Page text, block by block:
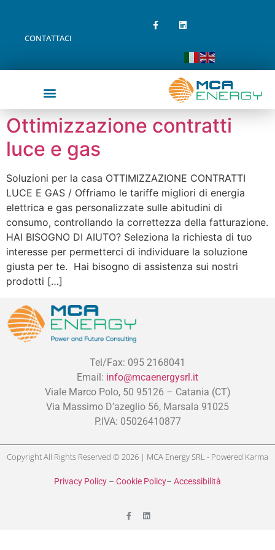
CONTATTACI
Ottimizzazione contratti
luce e gas
Soluzioni per la casa OTTIMIZZAZIONE CONTRATTI
LUCE E GAS / Offriamo le tariffe migliori di energia
elettrica e gas personalizzate sulle abitudini di
consumo, controllando la correttezza della fatturazione.
HAI BISOGNO DI AIUTO? Seleziona la richiesta di tuo
interesse per permetterci di individuare la soluzione
giusta per te. Hai bisogno di assistenza sui nostri
prodotti […]
Tel/Fax: 095 2168041
Email: info@mcaenergysrl.it
Viale Marco Polo, 50 95126 – Catania (CT)
Via Massimo D’azeglio 56, Marsala 91025
P.IVA: 05026410877
Copyright All Rights Reserved © 2026 | MCA Energy SRL - Powered Karma
Privacy Policy – Cookie Policy– Accessibilità